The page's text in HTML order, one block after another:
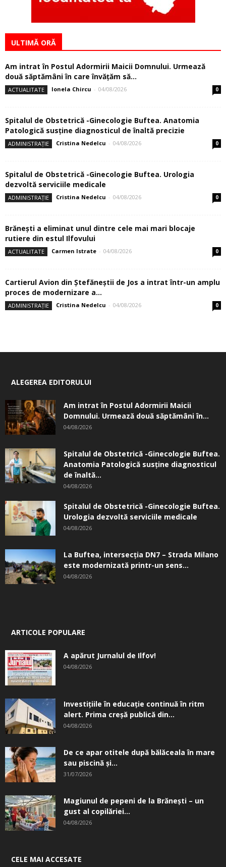
ULTIMĂ ORĂ
Am intrat în Postul Adormirii Maicii Domnului. Urmează
două săptămâni în care învăţăm să...
ACTUALITATE Ionela Chircu - 04/08/2026 0
Spitalul de Obstetrică -Ginecologie Buftea. Anatomia
Patologică susţine diagnosticul de înaltă precizie
ADMINISTRAȚIE Cristina Nedelcu - 04/08/2026 0
Spitalul de Obstetrică -Ginecologie Buftea. Urologia
dezvoltă serviciile medicale
ADMINISTRAȚIE Cristina Nedelcu - 04/08/2026 0
Brănești a eliminat unul dintre cele mai mari blocaje
rutiere din estul Ilfovului
ACTUALITATE Carmen Istrate - 04/08/2026 0
Cartierul Avion din Ştefăneştii de Jos a intrat într-un amplu
proces de modernizare a...
ADMINISTRAȚIE Cristina Nedelcu - 04/08/2026 0
ALEGEREA EDITORULUI
Am intrat în Postul Adormirii Maicii
Domnului. Urmează două săptămâni în...
04/08/2026
Spitalul de Obstetrică -Ginecologie Buftea.
Anatomia Patologică susţine diagnosticul
de înaltă...
04/08/2026
Spitalul de Obstetrică -Ginecologie Buftea.
Urologia dezvoltă serviciile medicale
04/08/2026
La Buftea, intersecţia DN7 – Strada Milano
este modernizată printr-un sens...
04/08/2026
ARTICOLE POPULARE
A apărut Jurnalul de Ilfov!
04/08/2026
Investițiile în educație continuă în ritm
alert. Prima creşă publică din...
04/08/2026
De ce apar otitele după bălăceala în mare
sau piscină și...
31/07/2026
Magiunul de pepeni de la Brăneşti – un
gust al copilăriei...
04/08/2026
CELE MAI ACCESATE